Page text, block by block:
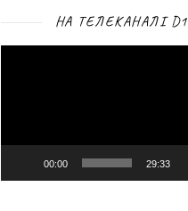
НА ТЕЛЕКАНАЛІ D1
00:00 29:33